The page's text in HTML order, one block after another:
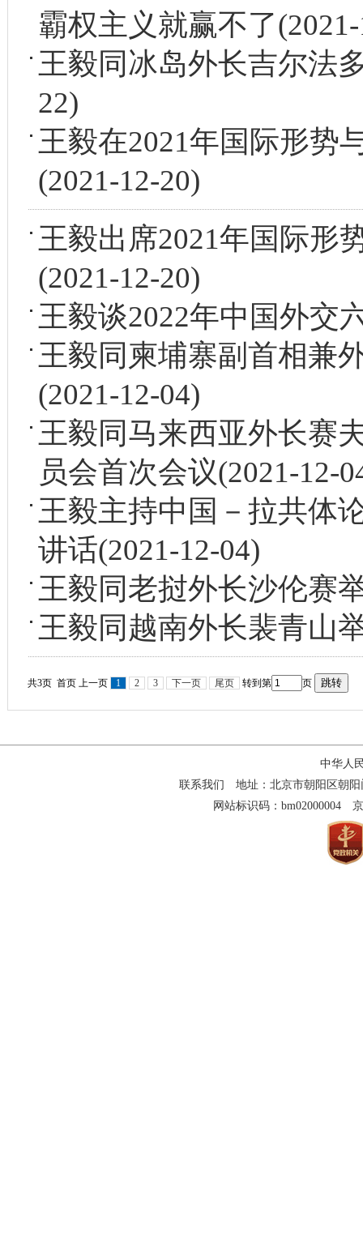
霸权主义就赢不了
王毅同冰岛外长吉尔法
22)
王毅在2021年国际形势
(2021-12-20)
王毅出席2021年国际形
(2021-12-20)
王毅谈2022年中国外交
王毅同柬埔寨副首相兼
(2021-12-04)
王毅同马来西亚外长赛
员会首次会议(2021-12-
王毅主持中国－拉共体
讲话(2021-12-04)
王毅同老挝外长沙伦赛
王毅同越南外长裴青山
共3页 首页 上一页 1 2 3 下一页 尾页 转到第 页
中华人
联系我们
地址：北京市朝阳区朝
网站标识码：bm02000004